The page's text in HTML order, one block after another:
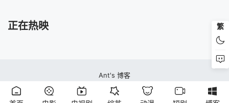
正在热映 繁
Ant's 博客
蚂蚁视频站本站所有内容均来自互联网分享站点所提供的公开引用资源，未提供
资源上传、存储服务